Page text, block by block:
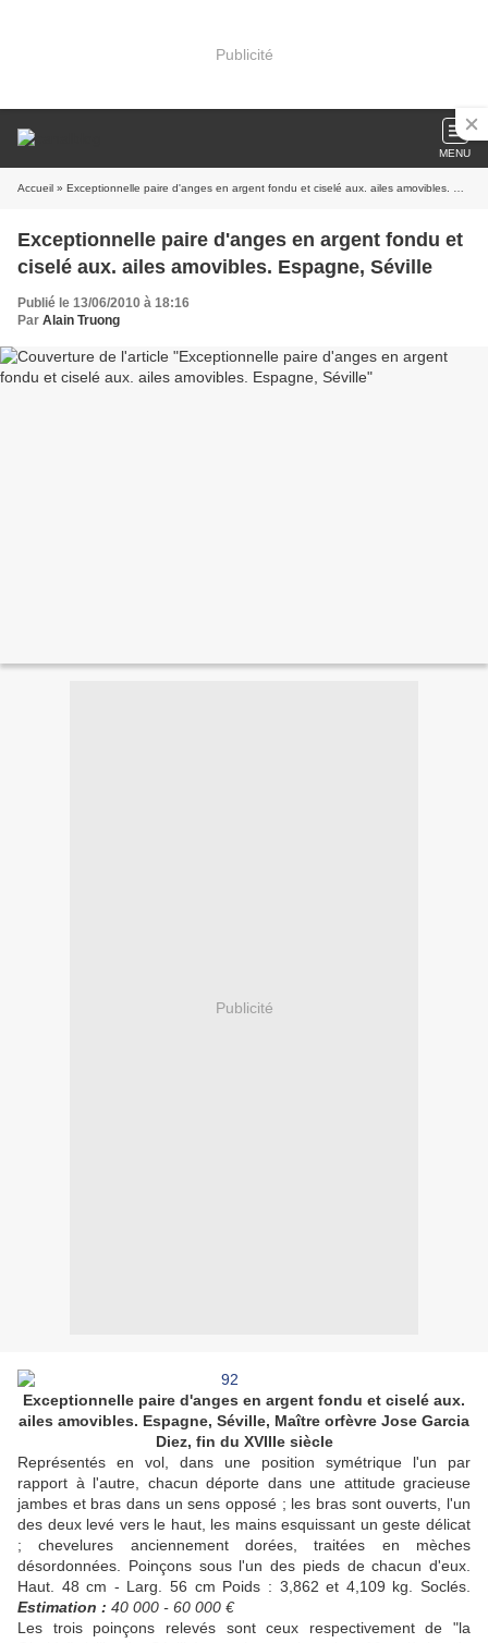
Publicité
MENU
Accueil » Exceptionnelle paire d'anges en argent fondu et ciselé aux. ailes amovibles. Espagne, Séville
Exceptionnelle paire d'anges en argent fondu et
ciselé aux. ailes amovibles. Espagne, Séville
Publié le 13/06/2010 à 18:16
Par Alain Truong
Publicité
Exceptionnelle paire d'anges en argent fondu et ciselé aux.
ailes amovibles. Espagne, Séville, Maître orfèvre Jose Garcia
Diez, fin du XVIIIe siècle
Représentés en vol, dans une position symétrique l'un par
rapport à l'autre, chacun déporte dans une attitude gracieuse
jambes et bras dans un sens opposé ; les bras sont ouverts, l'un
des deux levé vers le haut, les mains esquissant un geste délicat
; chevelures anciennement dorées, traitées en mèches
désordonnées. Poinçons sous l'un des pieds de chacun d'eux.
Haut. 48 cm - Larg. 56 cm Poids : 3,862 et 4,109 kg. Soclés.
Estimation : 40 000 - 60 000 €
Les trois poinçons relevés sont ceux respectivement de "la